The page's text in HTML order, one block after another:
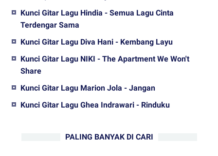
Kunci Gitar Lagu Hindia - Semua Lagu Cinta
Terdengar Sama
Kunci Gitar Lagu Diva Hani - Kembang Layu
Kunci Gitar Lagu NIKI - The Apartment We Won't
Share
Kunci Gitar Lagu Marion Jola - Jangan
Kunci Gitar Lagu Ghea Indrawari - Rinduku
PALING BANYAK DI CARI